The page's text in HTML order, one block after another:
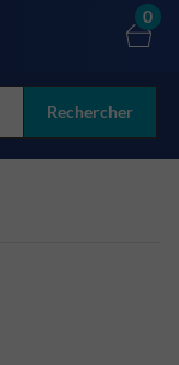
Rechercher
0